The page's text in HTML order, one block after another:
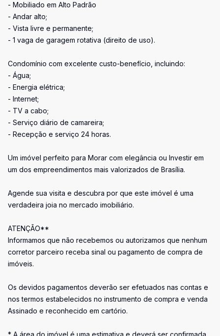
- Mobiliado em Alto Padrão
- Andar alto;
- Vista livre e permanente;
- 1 vaga de garagem rotativa (direito de uso).
Condomínio com excelente custo-benefício, incluindo:
- Água;
- Energia elétrica;
- Internet;
- TV a cabo;
- Serviço diário de camareira;
- Recepção e serviço 24 horas.
Um imóvel perfeito para Morar com elegância ou Investir em
um dos empreendimentos mais valorizados de Brasília.
Agende sua visita e descubra por que este imóvel é uma
verdadeira joia no mercado imobiliário.
ATENÇÃO**
Informamos que não recebemos ou autorizamos que nenhum
corretor parceiro receba sinal ou pagamento de compra de
imóveis.
Os devidos pagamentos deverão ser efetuados nas contas e
nos termos estabelecidos no instrumento de compra e venda
Assinado e reconhecido em cartório.
* A área do imóvel é uma estimativa e deverá ser confirmada